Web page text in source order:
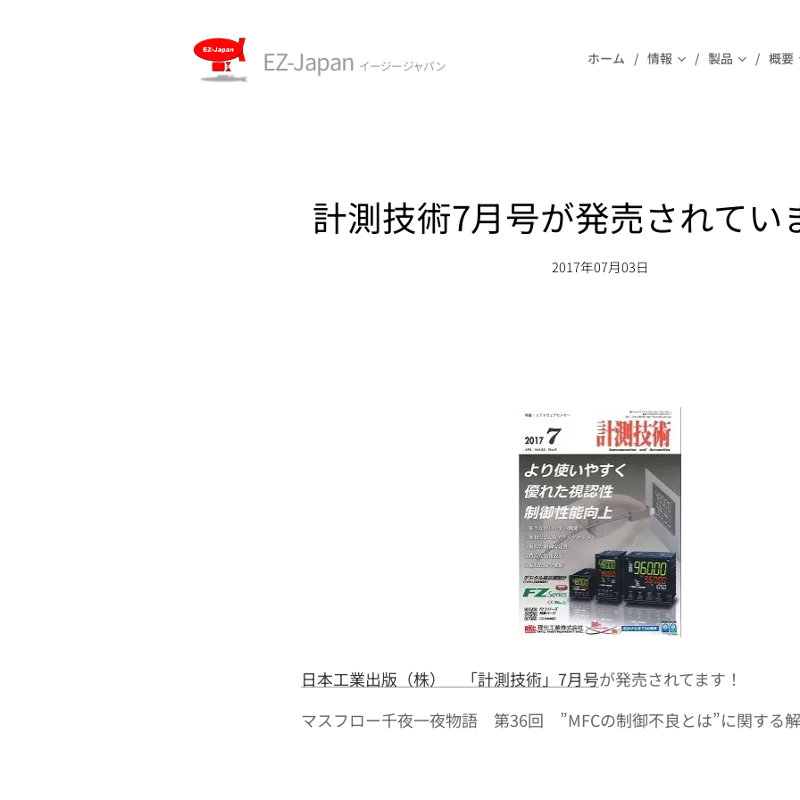
EZ-Japan イージージャパン ホーム 情報 製品 概要
計測技術7月号が発売されてい
2017年07月03日
日本工業出版（株） 「計測技術」7月号が発売されてます！
マスフロー千夜一夜物語 第36回 ”MFCの制御不良とは”に関する解